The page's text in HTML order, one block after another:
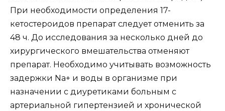
При необходимости определения 17-
кетостероидов препарат следует отменить за
48 ч. До исследования за несколько дней до
хирургического вмешательства отменяют
препарат. Необходимо учитывать возможность
задержки Na+ и воды в организме при
назначении с диуретиками больным с
артериальной гипертензией и хронической